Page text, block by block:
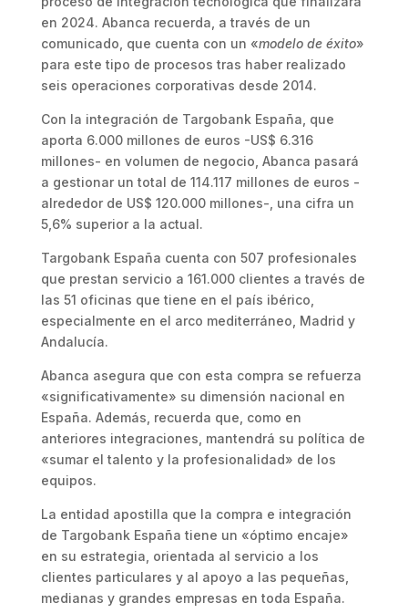
en 2024. Abanca recuerda, a través de un
comunicado, que cuenta con un «modelo de éxito»
para este tipo de procesos tras haber realizado
seis operaciones corporativas desde 2014.
Con la integración de Targobank España, que
aporta 6.000 millones de euros -US$ 6.316
millones- en volumen de negocio, Abanca pasará
a gestionar un total de 114.117 millones de euros -
alrededor de US$ 120.000 millones-, una cifra un
5,6% superior a la actual.
Targobank España cuenta con 507 profesionales
que prestan servicio a 161.000 clientes a través de
las 51 oficinas que tiene en el país ibérico,
especialmente en el arco mediterráneo, Madrid y
Andalucía.
Abanca asegura que con esta compra se refuerza
«significativamente» su dimensión nacional en
España. Además, recuerda que, como en
anteriores integraciones, mantendrá su política de
«sumar el talento y la profesionalidad» de los
equipos.
La entidad apostilla que la compra e integración
de Targobank España tiene un «óptimo encaje»
en su estrategia, orientada al servicio a los
clientes particulares y al apoyo a las pequeñas,
medianas y grandes empresas en toda España.